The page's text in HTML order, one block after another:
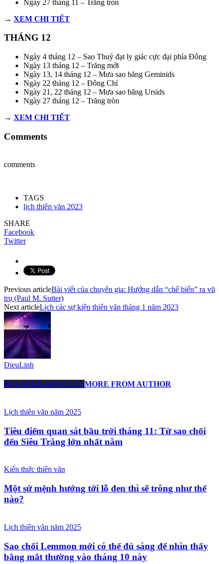
Ngày 27 tháng 11 – Trăng tròn
→ XEM CHI TIẾT
THÁNG 12
Ngày 4 tháng 12 – Sao Thuỷ đạt ly giác cực đại phía Đông
Ngày 13 tháng 12 – Trăng mới
Ngày 13, 14 tháng 12 – Mưa sao băng Geminids
Ngày 22 tháng 12 – Đông Chí
Ngày 21, 22 tháng 12 – Mưa sao băng Ursids
Ngày 27 tháng 12 – Trăng tròn
→ XEM CHI TIẾT
Comments
comments
TAGS
lịch thiên văn 2023
SHARE
Facebook
Twitter
Previous articleBài viết của chuyên gia: Hướng dẫn “chế biến” ra vũ
trụ (Paul M. Sutter)
Next articleLịch các sự kiện thiên văn tháng 1 năm 2023
DieuLinh
RELATED ARTICLESMORE FROM AUTHOR
Lịch thiên văn năm 2025
Tiêu điểm quan sát bầu trời tháng 11: Từ sao chổi
đến Siêu Trăng lớn nhất năm
Kiến thức thiên văn
Một sứ mệnh hướng tới lỗ đen thì sẽ trông như thế
nào?
Lịch thiên văn năm 2025
Sao chổi Lemmon mới có thể đủ sáng để nhìn thấy
bằng mắt thường vào tháng 10 này